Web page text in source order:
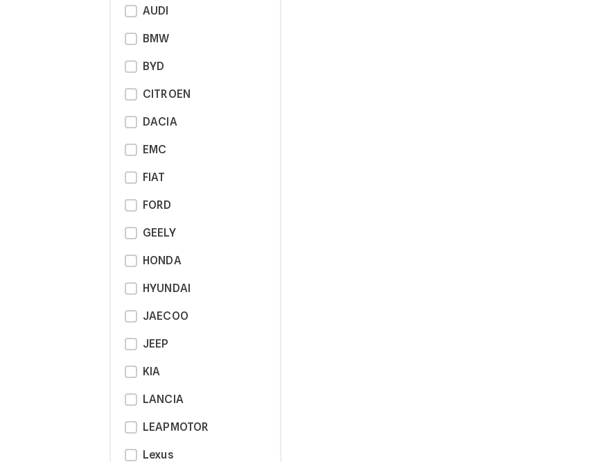
AUDI
BMW
BYD
CITROEN
DACIA
EMC
FIAT
FORD
GEELY
HONDA
HYUNDAI
JAECOO
JEEP
KIA
LANCIA
LEAPMOTOR
Lexus